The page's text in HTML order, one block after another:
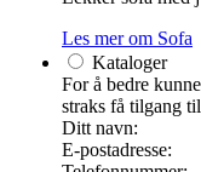
Les mer om Sofa
Kataloger
For å bedre
straks få tilgang
Ditt navn:
E-postadresse: